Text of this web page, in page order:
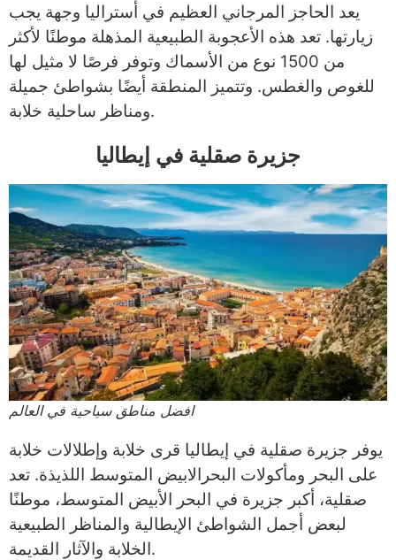
يعد الحاجز المرجاني العظيم في أستراليا وجهة يجب
زيارتها. تعد هذه الأعجوبة الطبيعية المذهلة موطنًا لأكثر
من 1500 نوع من الأسماك وتوفر فرصًا لا مثيل لها
للغوص والغطس. وتتميز المنطقة أيضًا بشواطئ جميلة
ومناظر ساحلية خلابة.
جزيرة صقلية في إيطاليا
افضل مناطق سياحية في العالم
يوفر جزيرة صقلية في إيطاليا قرى خلابة وإطلالات خلابة
على البحر ومأكولات البحرالابيض المتوسط ​​اللذيذة. تعد
صقلية، أكبر جزيرة في البحر الأبيض المتوسط، موطنًا
لبعض أجمل الشواطئ الإيطالية والمناظر الطبيعية
الخلابة والآثار القديمة.